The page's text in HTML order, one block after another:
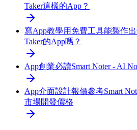
Taker這樣的App？
寫App教學用免費工具能製作
Taker的App嗎？
App創業必讀Smart Noter - AI
App介面設計報價參考Smart
市場開發價格